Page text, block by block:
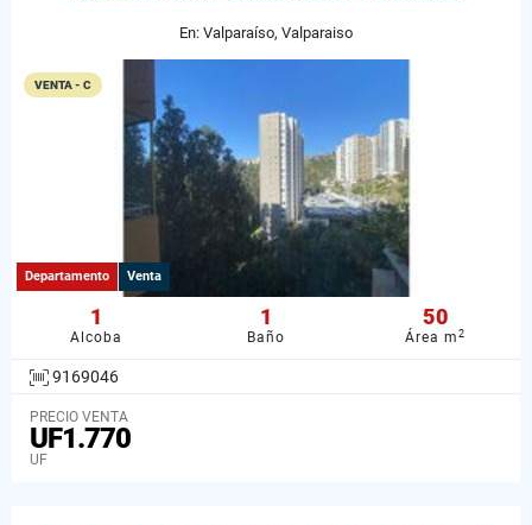
En: Valparaíso, Valparaiso
VENTA - C
Departamento Venta
1
Alcoba
1
Baño
50
Área m2
9169046
PRECIO VENTA
UF1.770
UF